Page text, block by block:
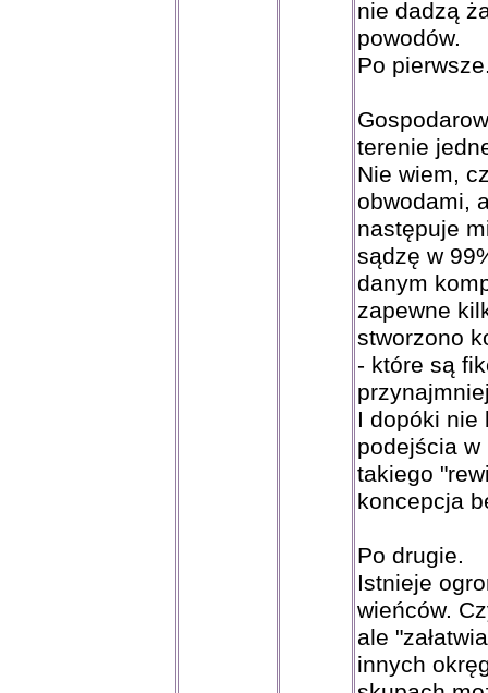
nie dadzą
powodów.
Po
terenie
Nie wiem,
obwodami,
następuje
sądzę w
danym
zapewne
stworzono
- które są
I dopóki nie
podejścia
takiego
koncepcja
Po drugie.
Istnieje
wieńców.
ale
innych